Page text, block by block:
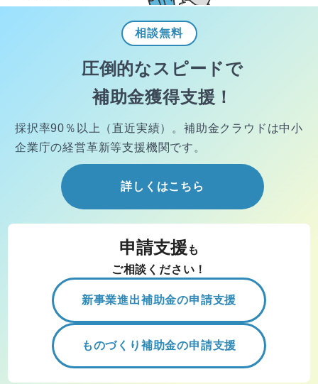
相談無料
圧倒的なスピードで
補助金獲得支援！
採択率90％以上（直近実績）。 補助金クラウドは中小
企業庁の経営革新等支援機関です。
詳しくはこちら
申請支援 も
ご相談ください！
新事業進出補助金の申請支援
ものづくり補助金の申請支援